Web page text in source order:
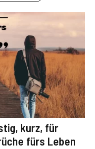
kurz, für
fürs Leben